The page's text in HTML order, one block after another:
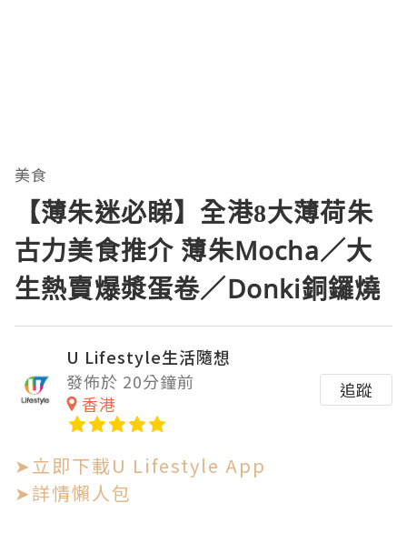
美食
【薄朱迷必睇】全港8大薄荷朱
古力美食推介 薄朱Mocha／大
生熱賣爆漿蛋卷／Donki銅鑼燒
U Lifestyle生活隨想
發佈於 20分鐘前
香港
追蹤
➤立即下載U Lifestyle App
➤詳情懶人包